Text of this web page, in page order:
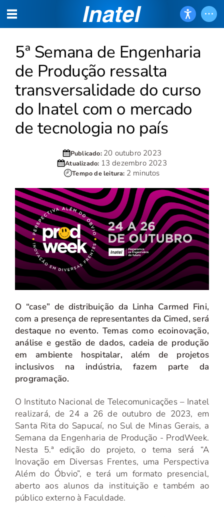
5ª Semana de Engenharia
de Produção ressalta
transversalidade do curso
do Inatel com o mercado
de tecnologia no país
Publicado: 20 outubro 2023
Atualizado: 13 dezembro 2023
Tempo de leitura: 2 minutos
O “case” de distribuição da Linha Carmed Fini,
com a presença de representantes da Cimed, será
destaque no evento. Temas como ecoinovação,
análise e gestão de dados, cadeia de produção
em ambiente hospitalar, além de projetos
inclusivos na indústria, fazem parte da
programação.
O Instituto Nacional de Telecomunicações – Inatel
realizará, de 24 a 26 de outubro de 2023, em
Santa Rita do Sapucaí, no Sul de Minas Gerais, a
Semana da Engenharia de Produção - ProdWeek.
Nesta 5.ª edição do projeto, o tema será “A
Inovação em Diversas Frentes, uma Perspectiva
Além do Óbvio”, e terá um formato presencial,
aberto aos alunos da instituição e também ao
público externo à Faculdade.